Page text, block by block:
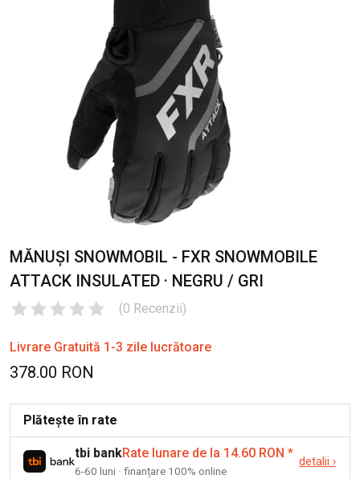
MĂNUȘI SNOWMOBIL - FXR SNOWMOBILE
ATTACK INSULATED · NEGRU / GRI
(0 Recenzii)
Livrare Gratuită 1-3 zile lucrătoare
378.00 RON
Plătește în rate
tbi bankRate lunare de la 14.60 RON *
6-60 luni · finanțare 100% online
detalii ›